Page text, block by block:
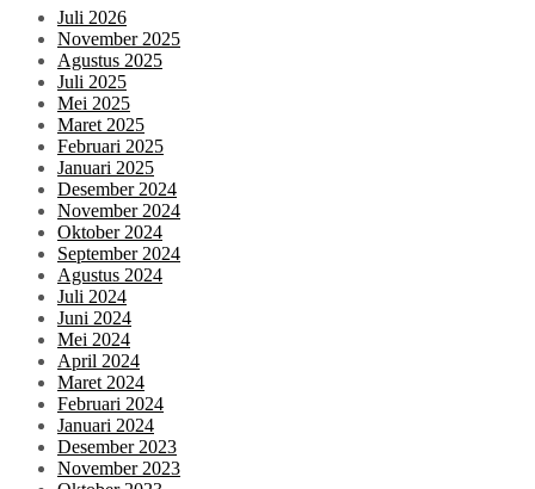
Juli 2026
November 2025
Agustus 2025
Juli 2025
Mei 2025
Maret 2025
Februari 2025
Januari 2025
Desember 2024
November 2024
Oktober 2024
September 2024
Agustus 2024
Juli 2024
Juni 2024
Mei 2024
April 2024
Maret 2024
Februari 2024
Januari 2024
Desember 2023
November 2023